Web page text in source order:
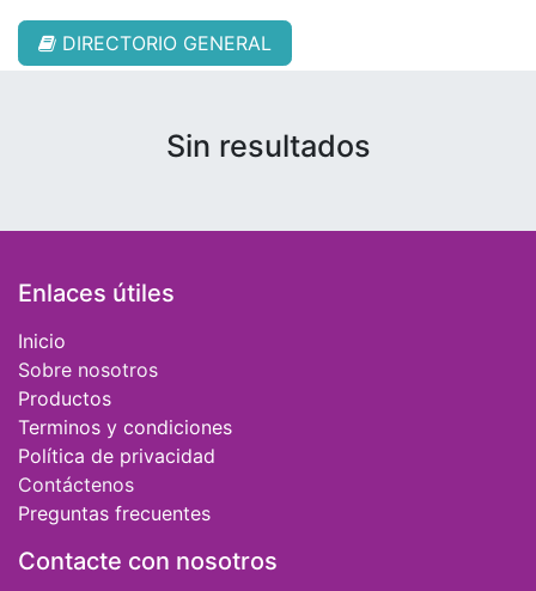
DIRECTORIO GENERAL
Sin resultados
Enlaces útiles
Inicio
Sobre nosotros
Productos
Terminos y condiciones
Política de privacidad
Contáctenos
Preguntas frecuentes
Contacte con nosotros